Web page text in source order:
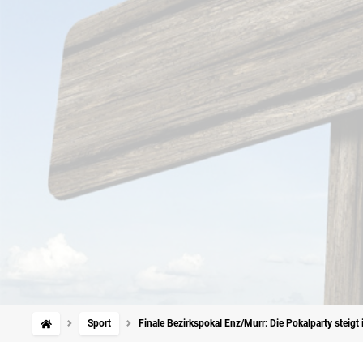
Sport Finale Bezirkspokal Enz/Murr: Die Pokalparty